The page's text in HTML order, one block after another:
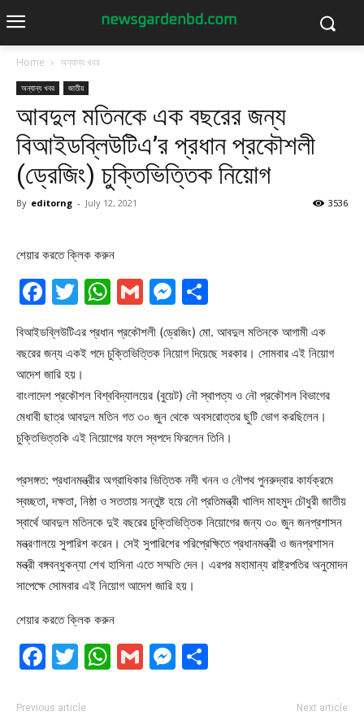
Home অন্যান্য খবর
অন্যান্য খবর জাতীয়
আবদুল মতিনকে এক বছরের জন্য
বিআইডব্লিউটিএ’র প্রধান প্রকৌশলী
(ড্রেজিং) চুক্তিভিত্তিক নিয়োগ
By editorng - July 12, 2021 3536
শেয়ার করতে ক্লিক করুন
Facebook
Twitter
WhatsApp
GmailMessenger
বিআইডব্লিউটিএর প্রধান প্রকৌশলী (ড্রেজিং) মো. আবদুল মতিনকে আগামী এক
বছরের জন্য একই পদে চুক্তিভিত্তিক নিয়োগ দিয়েছে সরকার। সোমবার এই নিয়োগ
আদেশ জারি হয়।
বাংলাদেশ প্রকৌশল বিশ্ববিদ্যালয়ের (বুয়েট) নৌ স্থাপত্য ও নৌ প্রকৌশল বিভাগের
মেধাবী ছাত্র আবদুল মতিন গত ৩০ জুন থেকে অবসরোত্তর ছুটি ভোগ করছিলেন।
চুক্তিভিত্তকি এই নিয়োগের ফলে স্বপদে ফিরলেন তিনি।
প্রসঙ্গত: প্রধানমন্ত্রীর অগ্রাধিকার ভিত্তিক নদী খনন ও নৌপথ পুনরুদ্বার কার্যক্রমে
স্বচ্ছতা, দক্ষতা, নিষ্ঠা ও সততায় সন্তুষ্ট হয়ে নৌ প্রতিমন্ত্রী খালিদ মাহমুদ চৌধুরী জাতীয়
স্বার্থে আবদুল মতিনকে দুই বছরের চুক্তিভিত্তিক নিয়োগের জন্য ৩০ জুন জনপ্রশাসন
মন্ত্রণালয়ে সুপারিশ করেন। সেই সুপারিশের পরিপ্রেক্ষিতে প্রধানমন্ত্রী ও জনপ্রশাসন
মন্ত্রী বঙ্গবন্ধুকন্যা শেখ হাসিনা এতে সম্মতি দেন। এরপর মহামান্য রাষ্ট্রপতির অনুমোদন
সাপেক্ষে সোমবার এই নিয়োগ আদেশ জারি হয়।
শেয়ার করতে ক্লিক করুন
Facebook
Twitter
WhatsApp
GmailMessenger
Previous article Next article